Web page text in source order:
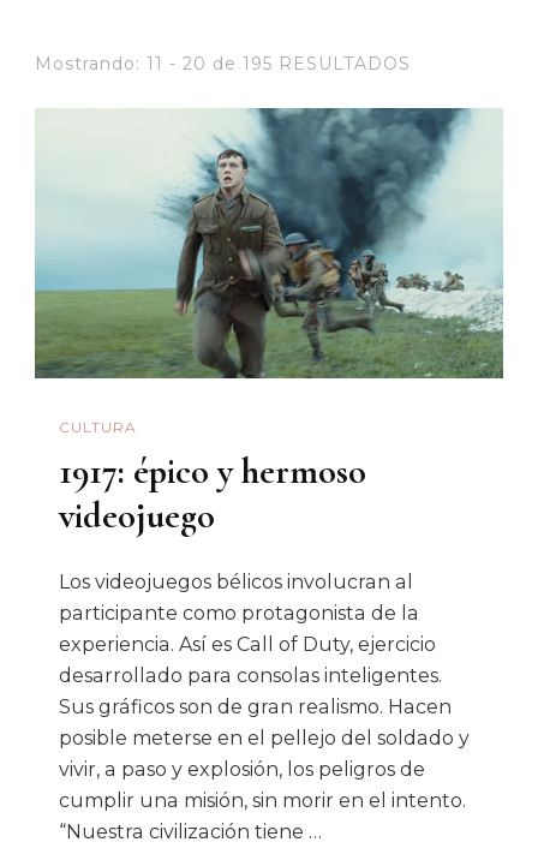
Mostrando: 11 - 20 de 195 RESULTADOS
CULTURA
1917: épico y hermoso
videojuego
Los videojuegos bélicos involucran al
participante como protagonista de la
experiencia. Así es Call of Duty, ejercicio
desarrollado para consolas inteligentes.
Sus gráficos son de gran realismo. Hacen
posible meterse en el pellejo del soldado y
vivir, a paso y explosión, los peligros de
cumplir una misión, sin morir en el intento.
“Nuestra civilización tiene …